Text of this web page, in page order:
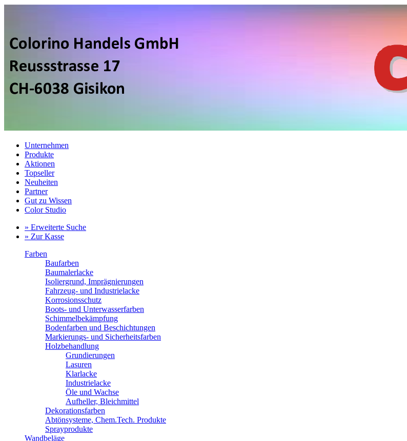
Unternehmen
Produkte
Aktionen
Topseller
Neuheiten
Partner
Gut zu Wissen
Color Studio
» Erweiterte Suche
» Zur Kasse
Farben
Baufarben
Baumalerlacke
Isoliergrund, Imprägnierungen
Fahrzeug- und Industrielacke
Korrosionsschutz
Boots- und Unterwasserfarben
Schimmelbekämpfung
Bodenfarben und Beschichtungen
Markierungs- und Sicherheitsfarben
Holzbehandlung
Grundierungen
Lasuren
Klarlacke
Industrielacke
Öle und Wachse
Aufheller, Bleichmittel
Dekorationsfarben
Abtönsysteme, Chem.Tech. Produkte
Sprayprodukte
Wandbeläge